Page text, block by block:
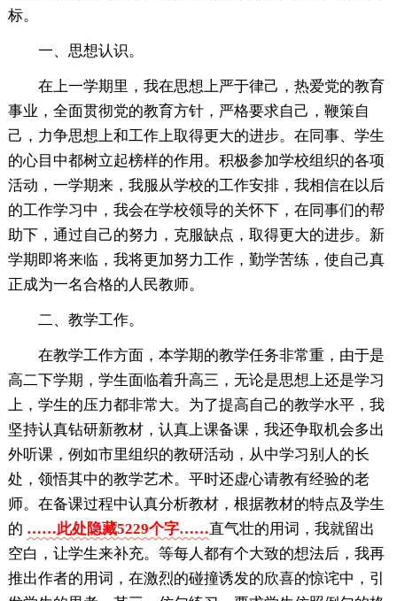
标。
一、思想认识。
在上一学期里，我在思想上严于律己，热爱党的教育
事业，全面贯彻党的教育方针，严格要求自己，鞭策自
己，力争思想上和工作上取得更大的进步。在同事、学生
的心目中都树立起榜样的作用。积极参加学校组织的各项
活动，一学期来，我服从学校的工作安排，我相信在以后
的工作学习中，我会在学校领导的关怀下，在同事们的帮
助下，通过自己的努力，克服缺点，取得更大的进步。新
学期即将来临，我将更加努力工作，勤学苦练，使自己真
正成为一名合格的人民教师。
二、教学工作。
在教学工作方面，本学期的教学任务非常重，由于是
高二下学期，学生面临着升高三，无论是思想上还是学习
上，学生的压力都非常大。为了提高自己的教学水平，我
坚持认真钻研新教材，认真上课备课，我还争取机会多出
外听课，例如市里组织的教研活动，从中学习别人的长
处，领悟其中的教学艺术。平时还虚心请教有经验的老
师。在备课过程中认真分析教材，根据教材的特点及学生
的 ……此处隐藏5229个字……直气壮的用词，我就留出
空白，让学生来补充。等每人都有个大致的想法后，我再
推出作者的用词，在激烈的碰撞诱发的欣喜的惊诧中，引